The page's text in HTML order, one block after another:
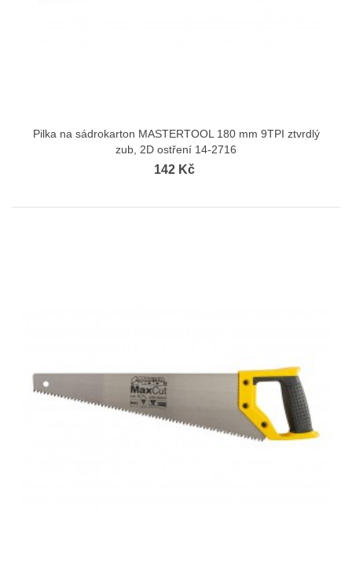
Pilka na sádrokarton MASTERTOOL 180 mm 9TPI ztvrdlý
zub, 2D ostření 14-2716
142 Kč